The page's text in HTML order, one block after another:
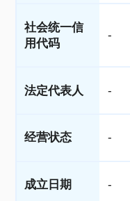
社会统一信
用代码
-
法定代表人 -
经营状态 -
成立日期 -